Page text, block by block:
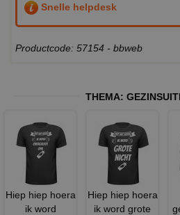
Snelle helpdesk
Productcode: 57154 - bbweb
THEMA:
Hiep hiep hoera
ik word
Hiep hiep hoera
ik word grote